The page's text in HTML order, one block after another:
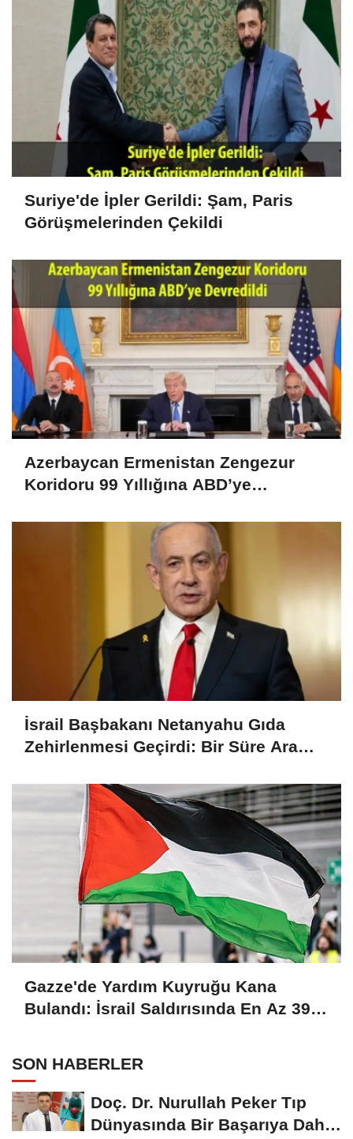
Suriye'de İpler Gerildi: Şam, Paris
Görüşmelerinden Çekildi
Azerbaycan Ermenistan Zengezur
Koridoru 99 Yıllığına ABD’ye
İsrail Başbakanı Netanyahu Gıda
Zehirlenmesi Geçirdi: Bir Süre Ara
Gazze'de Yardım Kuyruğu Kana
Bulandı: İsrail Saldırısında En Az 39
SON HABERLER
Doç. Dr. Nurullah Peker Tıp
Dünyasında Bir Başarıya Daha